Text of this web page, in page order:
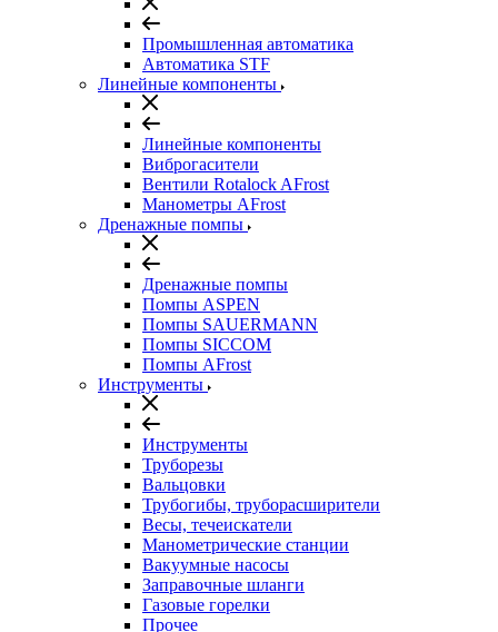
Промышленная автоматика
Автоматика STF
Линейные компоненты
Линейные компоненты
Виброгасители
Вентили Rotalock AFrost
Манометры AFrost
Дренажные помпы
Дренажные помпы
Помпы ASPEN
Помпы SAUERMANN
Помпы SICCOM
Помпы AFrost
Инструменты
Инструменты
Труборезы
Вальцовки
Трубогибы, труборасширители
Весы, течеискатели
Манометрические станции
Вакуумные насосы
Заправочные шланги
Газовые горелки
Прочее